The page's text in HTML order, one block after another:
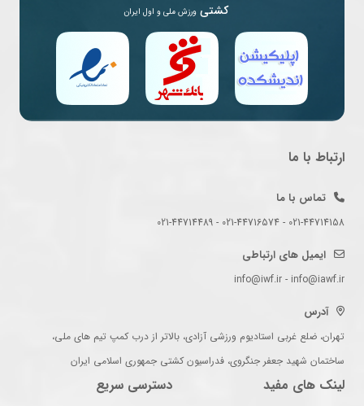
کشتی ورزش ملی و اول ایران
ارتباط با ما
تماس با ما
021-44714158 - 021-44716574 - 021-44714489
ایمیل های ارتباطی
info@iwf.ir - info@iawf.ir
آدرس
تهران، ضلع غربی استادیوم ورزشی آزادی، بالاتر از درب کمپ تیم های ملی،
ساختمان شهید جعفر جنگروی، فدراسیون کشتی جمهوری اسلامی ایران
لینک های مفید دسترسی سریع